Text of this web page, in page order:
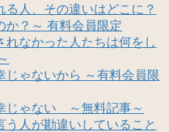
る人、その違いはどこに？
か？～ 有料会員限定
なかった人たちは何をし
じゃないから ～有料会員限
じゃない ～無料記事～
人が勘違いしていること